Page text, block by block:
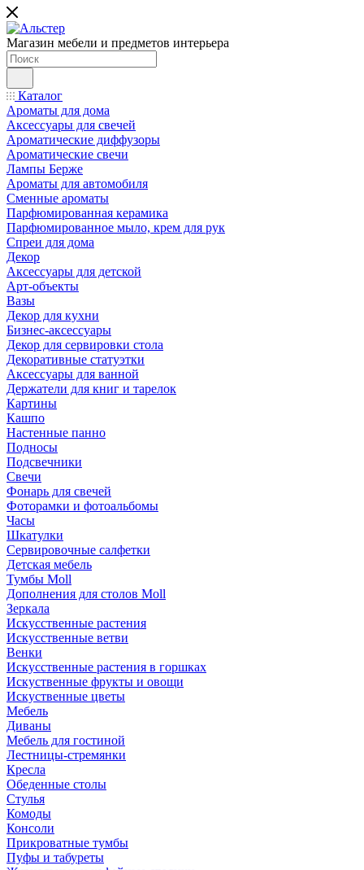
Магазин мебели и предметов интерьера
Каталог
Ароматы для дома
Аксессуары для свечей
Ароматические диффузоры
Ароматические свечи
Лампы Берже
Ароматы для автомобиля
Сменные ароматы
Парфюмированная керамика
Парфюмированное мыло, крем для рук
Спреи для дома
Декор
Аксессуары для детской
Арт-объекты
Вазы
Декор для кухни
Бизнес-аксессуары
Декор для сервировки стола
Декоративные статуэтки
Аксессуары для ванной
Держатели для книг и тарелок
Картины
Кашпо
Настенные панно
Подносы
Подсвечники
Свечи
Фонарь для свечей
Фоторамки и фотоальбомы
Часы
Шкатулки
Сервировочные салфетки
Детская мебель
Тумбы Moll
Дополнения для столов Moll
Зеркала
Искусственные растения
Искусственные ветви
Венки
Искусственные растения в горшках
Искуственные фрукты и овощи
Искуственные цветы
Мебель
Диваны
Мебель для гостиной
Лестницы-стремянки
Кресла
Обеденные столы
Стулья
Комоды
Консоли
Прикроватные тумбы
Пуфы и табуреты